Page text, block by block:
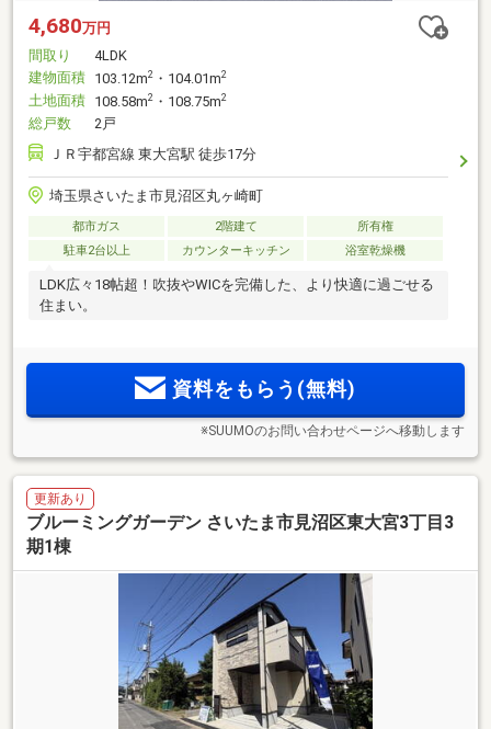
4,680万円
間取り
4LDK
建物面積 103.12m2 ・104.01m2
土地面積 108.58m2 ・108.75m2
総戸数
2戸
ＪＲ宇都宮線 東大宮駅 徒歩17分
埼玉県さいたま市見沼区丸ヶ崎町
都市ガス 2階建て
所有権
駐車2台以上
カウンターキッチン 浴室乾燥機
LDK広々18帖超！吹抜やWICを完備した、より快適に過ごせる
住まい。
資料をもらう(無料)
※SUUMOのお問い合わせページへ移動します
更新あり
ブルーミングガーデン さいたま市見沼区東大宮3丁目3
期1棟